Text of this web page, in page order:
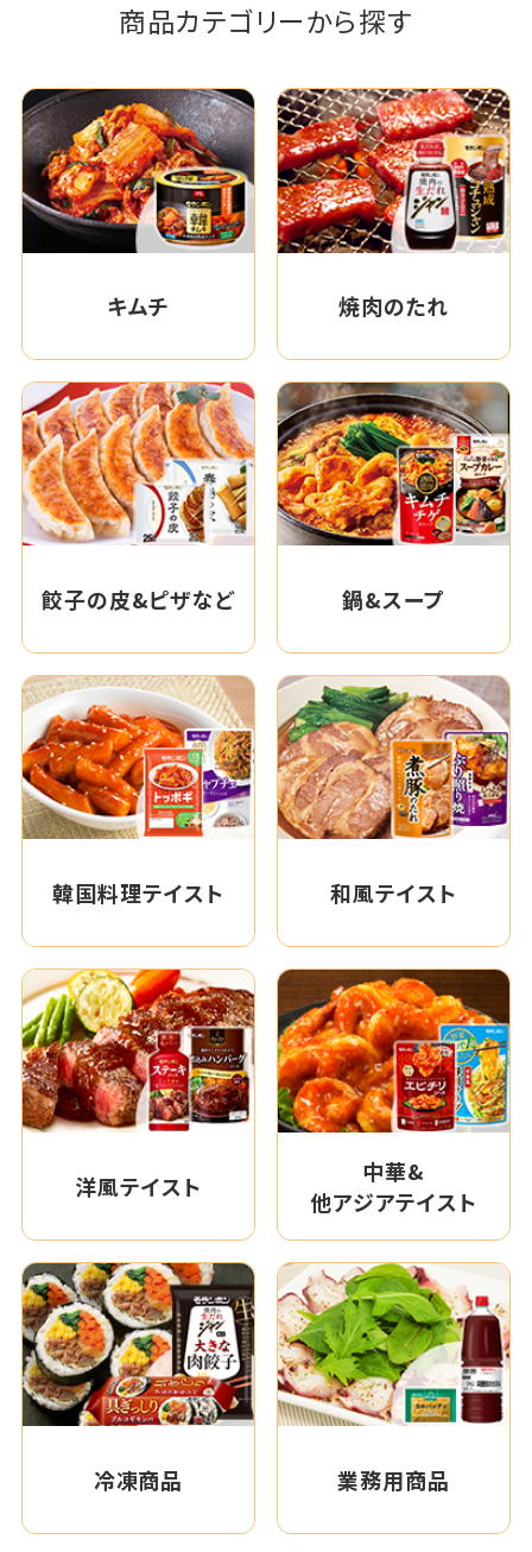
商品カテゴリーから探す
キムチ 焼肉のたれ
餃子の皮&ピザなど 鍋&スープ
韓国料理テイスト 和風テイスト
洋風テイスト
中華&
他アジアテイスト
冷凍商品 業務用商品